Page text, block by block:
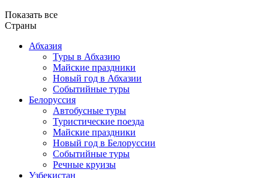
Показать все
Страны
Абхазия
Туры в Абхазию
Майские праздники
Новый год в Абхазии
Событийные туры
Белоруссия
Автобусные туры
Туристические поезда
Майские праздники
Новый год в Белоруссии
Событийные туры
Речные круизы
Узбекистан